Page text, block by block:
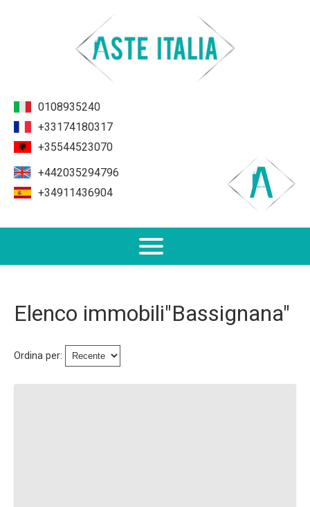
0108935240
+33174180317
+35544523070
+442035294796
+34911436904
Immobili Preasta
Immobili All'asta
Chi Siamo
Elenco immobili"Bassignana"
Ordina per: